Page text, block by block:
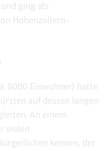
ging als
Hohenzollern-
8000 Einwohner) hatte
auf dessen langen
An einem
vielen
kennen, der